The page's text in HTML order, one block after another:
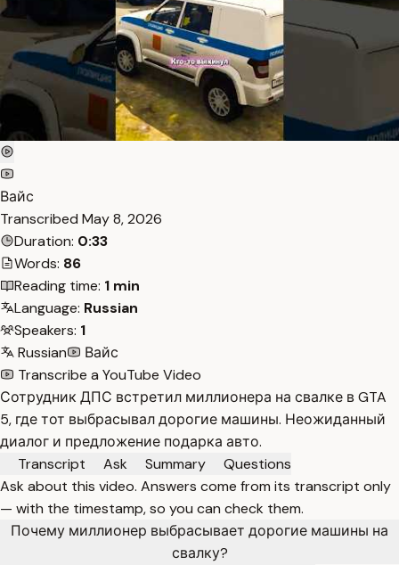
Вайс
Transcribed May 8, 2026
Duration: 0:33
Words: 86
Reading time: 1 min
Language: Russian
Speakers: 1
Russian
Вайс
Transcribe a YouTube Video
Сотрудник ДПС встретил миллионера на свалке в GTA
5, где тот выбрасывал дорогие машины. Неожиданный
диалог и предложение подарка авто.
Transcript
Ask Summary
Questions
Ask about this video. Answers come from its transcript only
— with the timestamp, so you can check them.
Почему миллионер выбрасывает дорогие машины на
свалку?